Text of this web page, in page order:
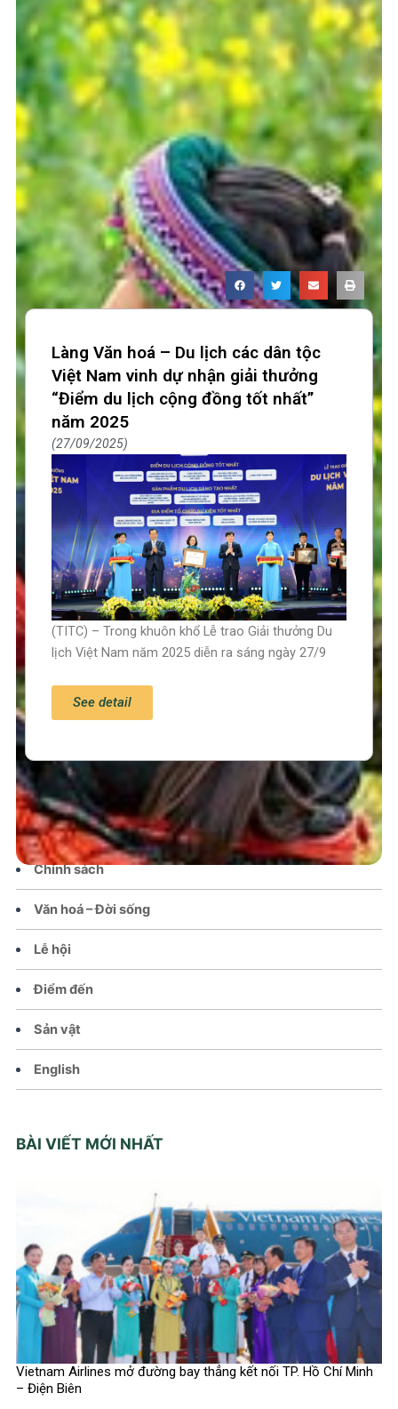
Trang chủ
Tin tức – Sự kiện
Chính sách
Văn hoá – Đời sống
Lễ hội
Điểm đến
Sản vật
English
BÀI VIẾT MỚI NHẤT
Vietnam Airlines mở đường bay thẳng kết nối TP. Hồ Chí Minh
– Điện Biên
Làng Văn hoá – Du lịch các dân tộc
Việt Nam vinh dự nhận giải thưởng
“Điểm du lịch cộng đồng tốt nhất”
năm 2025
27/09/2025
(TITC) – Trong khuôn khổ Lễ trao Giải thưởng Du
lịch Việt Nam năm 2025 diễn ra sáng ngày 27/9
See detail